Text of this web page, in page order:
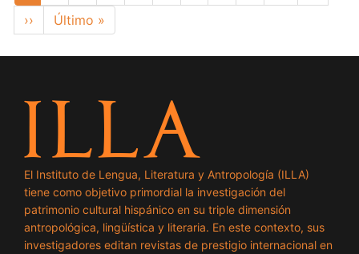
actual
Siguiente
página
››
Última
página
Último »
El Instituto de Lengua, Literatura y Antropología (ILLA)
tiene como objetivo primordial la investigación del
patrimonio cultural hispánico en su triple dimensión
antropológica, lingüística y literaria. En este contexto, sus
investigadores editan revistas de prestigio internacional en